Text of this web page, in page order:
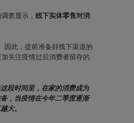
查显示， 线下实体零售对消
因此，提前准备好线下渠道的
关注疫情过后消费者留存的
段时间里，在家的消费成为
，当疫情在今年二季度逐渐
大。